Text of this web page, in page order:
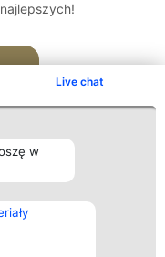
Live chat
w
Kontakt
Kontakt